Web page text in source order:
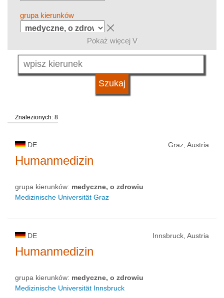
grupa kierunków
język
typ uczelni
status uczelni
Pokaż więcej V
Znalezionych: 8
DE Graz, Austria
Humanmedizin
grupa kierunków: medyczne, o zdrowiu
Medizinische Universität Graz
DE Innsbruck, Austria
Humanmedizin
grupa kierunków: medyczne, o zdrowiu
Medizinische Universität Innsbruck